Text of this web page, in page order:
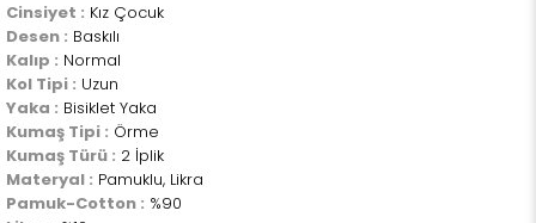
Cinsiyet : Kız Çocuk
Desen : Baskılı
Kalıp : Normal
Kol Tipi : Uzun
Yaka : Bisiklet Yaka
Kumaş Tipi : Örme
Kumaş Türü : 2 İplik
Materyal : Pamuklu, Likra
Pamuk-Cotton : %90